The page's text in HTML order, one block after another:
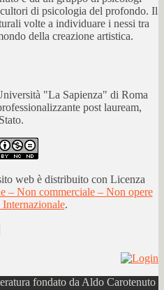
di psicologia del profondo. Il
volte a individuare i nessi tra
della creazione artistica.
"La Sapienza" di Roma
post lauream,
web è distribuito con Licenza
– Non commerciale – Non opere
.
fondato da Aldo Carotenuto